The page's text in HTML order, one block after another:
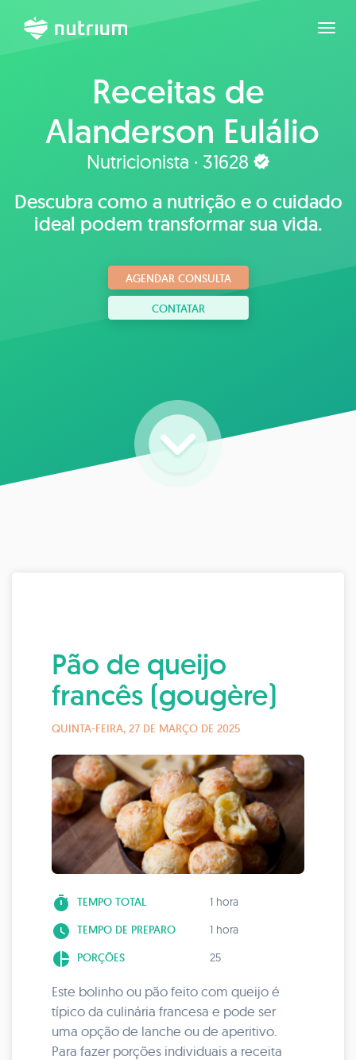
Receitas de
Alanderson Eulálio
Nutricionista · 31628
Descubra como a nutrição e o cuidado
ideal podem transformar sua vida.
AGENDAR CONSULTA
CONTATAR
Pão de queijo
francês (gougère)
QUINTA-FEIRA, 27 DE MARÇO DE 2025
timer TEMPO TOTAL 1 hora
watch_later TEMPO DE PREPARO 1 hora
pie_chart PORÇÕES 25
Este bolinho ou pão feito com queijo é
típico da culinária francesa e pode ser
uma opção de lanche ou de aperitivo.
Para fazer porções individuais a receita